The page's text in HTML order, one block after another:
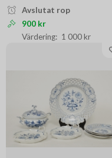
Avslutat rop
900 kr
1 000 kr